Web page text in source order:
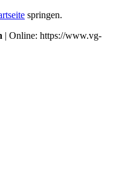
springen.
| Online: https://www.vg-